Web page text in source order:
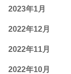
2023年1月
2022年12月
2022年11月
2022年10月